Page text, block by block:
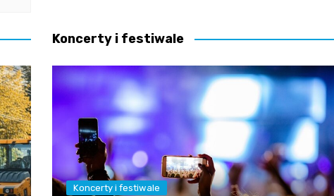
Koncerty i festiwale
Koncerty i festiwale